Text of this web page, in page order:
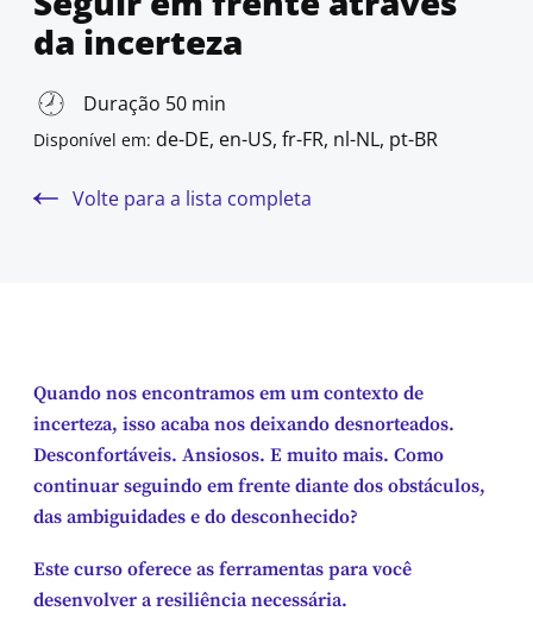
da incerteza
Duração 50 min
Disponível em: de-DE, en-US, fr-FR, nl-NL, pt-BR
Volte para a lista completa
Quando nos encontramos em um contexto de
incerteza, isso acaba nos deixando desnorteados.
Desconfortáveis. Ansiosos. E muito mais. Como
continuar seguindo em frente diante dos obstáculos,
das ambiguidades e do desconhecido?
Este curso oferece as ferramentas para você
desenvolver a resiliência necessária.